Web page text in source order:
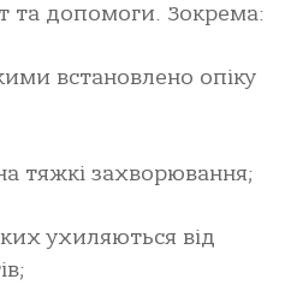
та допомоги. Зокрема:
встановлено опіку
тяжкі захворювання;
ухиляються від